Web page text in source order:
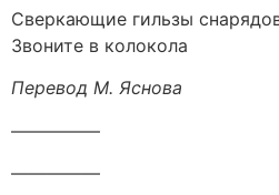
Сверкающие гильзы
Звоните в колокола
Перевод М. Яснова
—————
—————